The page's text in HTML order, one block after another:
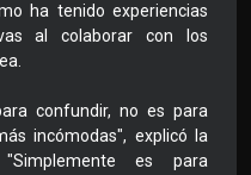
ha tenido experiencias
al colaborar con los
confundir, no es para
incómodas", explicó la
es para